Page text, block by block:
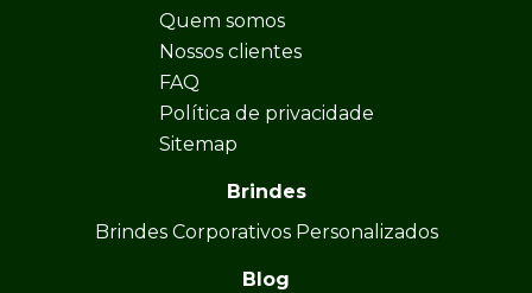
Quem somos
Nossos clientes
FAQ
Política de privacidade
Sitemap
Brindes
Brindes Corporativos Personalizados
Blog